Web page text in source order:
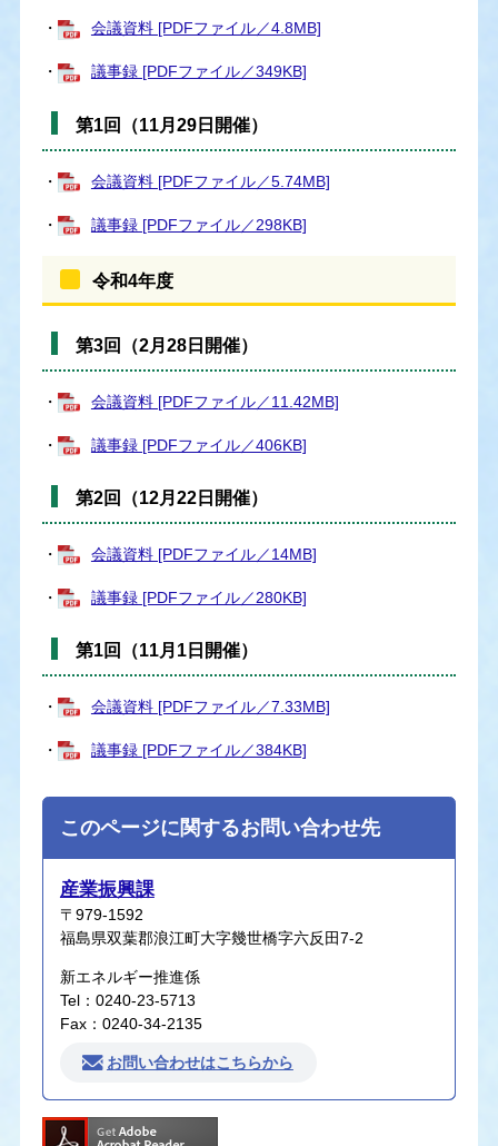
・ 会議資料 [PDFファイル／4.8MB]
・ 議事録 [PDFファイル／349KB]
第1回（11月29日開催）
・ 会議資料 [PDFファイル／5.74MB]
・ 議事録 [PDFファイル／298KB]
令和4年度
第3回（2月28日開催）
・ 会議資料 [PDFファイル／11.42MB]
・ 議事録 [PDFファイル／406KB]
第2回（12月22日開催）
・ 会議資料 [PDFファイル／14MB]
・ 議事録 [PDFファイル／280KB]
第1回（11月1日開催）
・ 会議資料 [PDFファイル／7.33MB]
・ 議事録 [PDFファイル／384KB]
このページに関するお問い合わせ先
産業振興課
〒979-1592
福島県双葉郡浪江町大字幾世橋字六反田7-2
新エネルギー推進係
Tel：0240-23-5713
Fax：0240-34-2135
お問い合わせはこちらから